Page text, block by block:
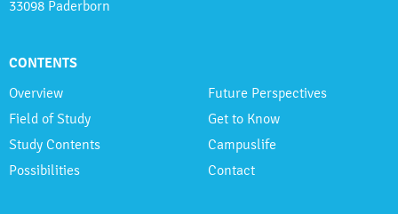
33098 Paderborn
CONTENTS
Overview
Field of Study
Study Contents
Possibilities
Future Perspectives
Get to Know
Campuslife
Contact